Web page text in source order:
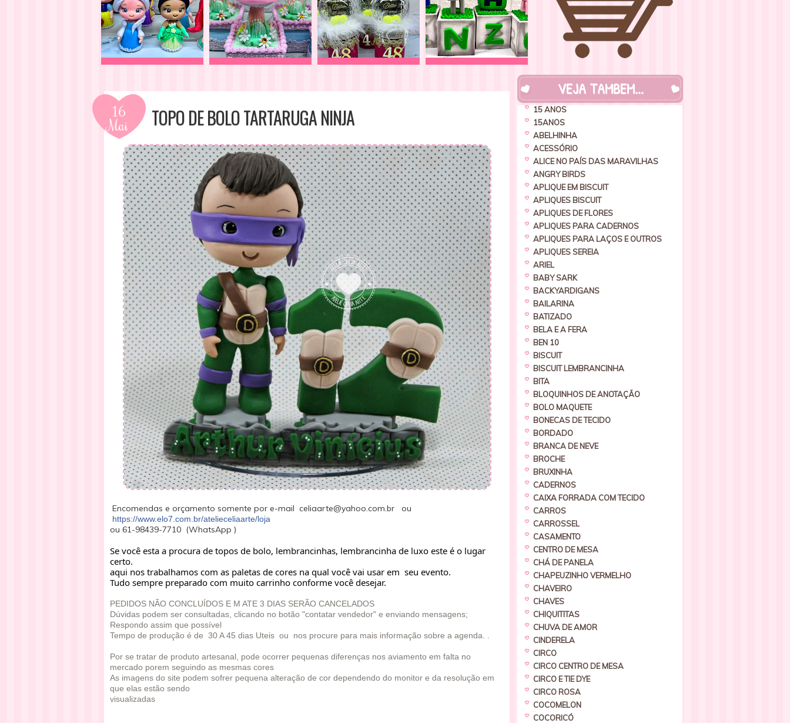
16
Mai TOPO DE BOLO TARTARUGA NINJA
Encomendas e orçamento somente por e-mail celiaarte@yahoo.com.br ou
https://www.elo7.com.br/atelieceliaarte/loja
ou 61-98439-7710 (WhatsApp )
Se você esta a procura de topos de bolo, lembrancinhas, lembrancinha de luxo este é o lugar
certo.
aqui nos trabalhamos com as paletas de cores na qual você vai usar em  seu evento.
Tudo sempre preparado com muito carrinho conforme você desejar.
PEDIDOS NÃO CONCLUÍDOS E M ATE 3 DIAS SERÃO CANCELADOS
Dúvidas podem ser consultadas, clicando no botão "contatar vendedor" e enviando mensagens;
Respondo assim que possível
Tempo de produção é de 30 A 45 dias Uteis ou nos procure para mais informação sobre a agenda. .
Por se tratar de produto artesanal, pode ocorrer pequenas diferenças nos aviamento em falta no
mercado porem seguindo as mesmas cores
As imagens do site podem sofrer pequena alteração de cor dependendo do monitor e da resolução em
que elas estão sendo
visualizadas
VEJA TAMBEM...
15 ANOS
15ANOS
ABELHINHA
ACESSÓRIO
ALICE NO PAÍS DAS MARAVILHAS
ANGRY BIRDS
APLIQUE EM BISCUIT
APLIQUES BISCUIT
APLIQUES DE FLORES
APLIQUES PARA CADERNOS
APLIQUES PARA LAÇOS E OUTROS
APLIQUES SEREIA
ARIEL
BABY SARK
BACKYARDIGANS
BAILARINA
BATIZADO
BELA E A FERA
BEN 10
BISCUIT
BISCUIT LEMBRANCINHA
BITA
BLOQUINHOS DE ANOTAÇÃO
BOLO MAQUETE
BONECAS DE TECIDO
BORDADO
BRANCA DE NEVE
BROCHE
BRUXINHA
CADERNOS
CAIXA FORRADA COM TECIDO
CARROS
CARROSSEL
CASAMENTO
CENTRO DE MESA
CHÁ DE PANELA
CHAPEUZINHO VERMELHO
CHAVEIRO
CHAVES
CHIQUITITAS
CHUVA DE AMOR
CINDERELA
CIRCO
CIRCO CENTRO DE MESA
CIRCO E TIE DYE
CIRCO ROSA
COCOMELON
COCORICÓ